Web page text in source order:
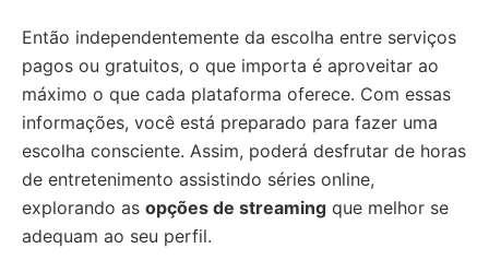
Então independentemente da escolha entre serviços
pagos ou gratuitos, o que importa é aproveitar ao
máximo o que cada plataforma oferece. Com essas
informações, você está preparado para fazer uma
escolha consciente. Assim, poderá desfrutar de horas
de entretenimento assistindo séries online,
explorando as opções de streaming que melhor se
adequam ao seu perfil.